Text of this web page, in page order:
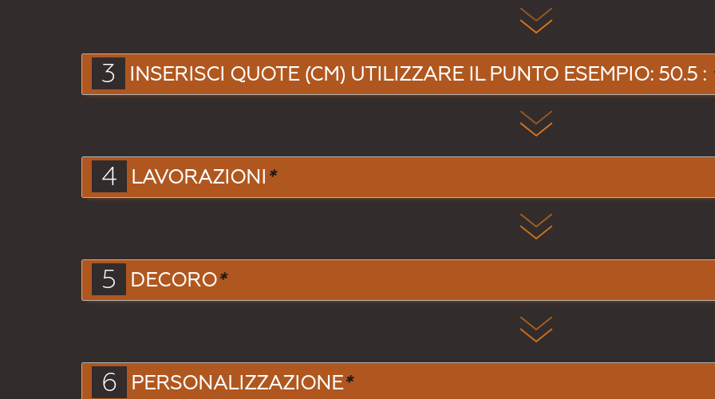
3 INSERISCI QUOTE (CM) UTILIZZARE IL PUNTO ESEMPIO: 50.5 :
4 LAVORAZIONI *
5 DECORO*
6 PERSONALIZZAZIONE*